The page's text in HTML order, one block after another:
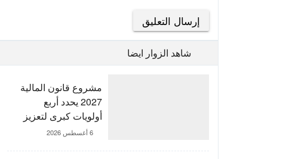
شاهد الزوار ايضا
مشروع قانون المالية
2027 يحدد أربع
أولويات كبرى لتعزيز
التنمية وتوطيد الدولة
6 أغسطس 2026